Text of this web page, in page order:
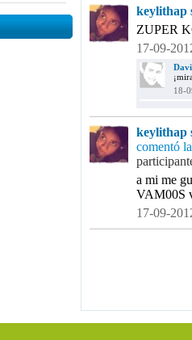
keylithap
ZUPER
17-09-
18-
keylithap
comentó
a mi me
VAM00S
17-09-